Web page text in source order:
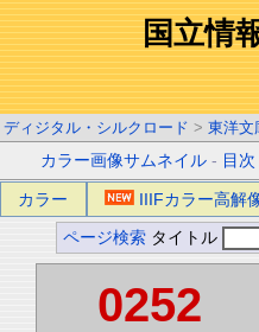
国立情
ディジタル・シルクロード > 東洋文
カラー画像サムネイル - 目次
カラー IIIFカラー高解
ページ検索 タイトル
0252